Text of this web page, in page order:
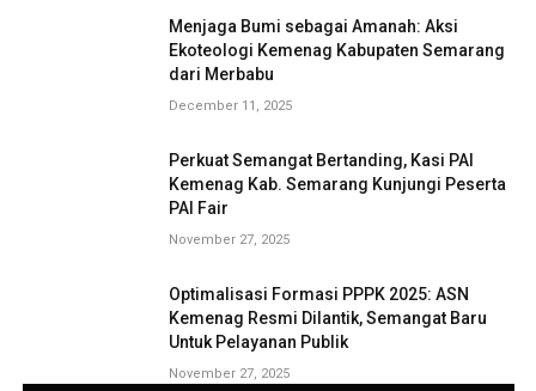
Menjaga Bumi sebagai Amanah: Aksi
Ekoteologi Kemenag Kabupaten Semarang
dari Merbabu
December 11, 2025
Perkuat Semangat Bertanding, Kasi PAI
Kemenag Kab. Semarang Kunjungi Peserta
PAI Fair
November 27, 2025
Optimalisasi Formasi PPPK 2025: ASN
Kemenag Resmi Dilantik, Semangat Baru
Untuk Pelayanan Publik
November 27, 2025